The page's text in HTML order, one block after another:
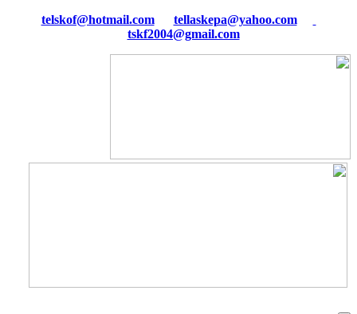
tellaskepa@yahoo.com
tskf2004@gmail.com